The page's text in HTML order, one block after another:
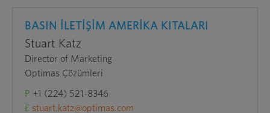
BASIN İLETİŞİM AMERİKA KITALARI
Stuart Katz
Director of Marketing
Optimas Çözümleri
P +1 (224) 521-8346
E stuart.katz@optimas.com